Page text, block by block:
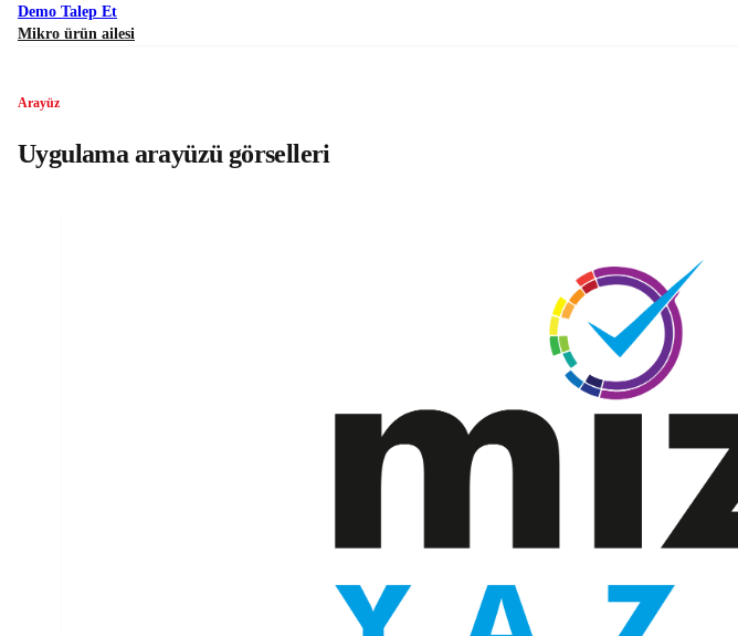
Demo Talep Et
Mikro ürün ailesi
Arayüz
Uygulama arayüzü görselleri